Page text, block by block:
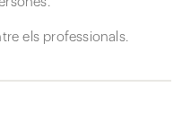
els professionals.